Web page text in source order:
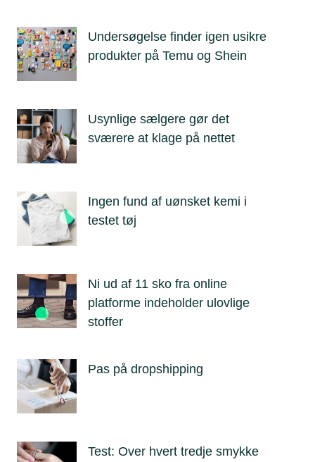
Undersøgelse finder igen usikre
produkter på Temu og Shein
Usynlige sælgere gør det
sværere at klage på nettet
Ingen fund af uønsket kemi i
testet tøj
Ni ud af 11 sko fra online
platforme indeholder ulovlige
stoffer
Pas på dropshipping
Test: Over hvert tredje smykke